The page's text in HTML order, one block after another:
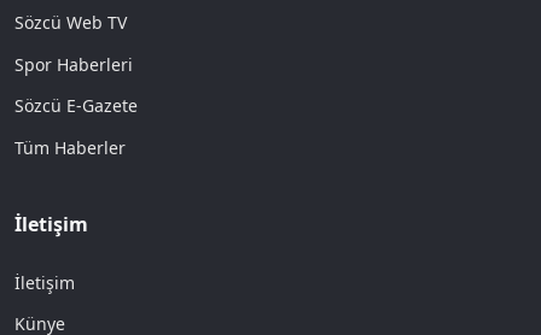
Sözcü Web TV
Spor Haberleri
Sözcü E-Gazete
Tüm Haberler
İletişim
İletişim
Künye